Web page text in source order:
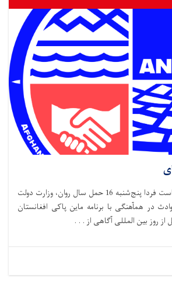
کابل – افغانستان، قراراست فردا پنج‌شنبه 16 حمل سال روان، وزارت دولت
در همآهنگی با برنامه ماین پاکی افغانستان
روز بین المللی آگاهی از . . .